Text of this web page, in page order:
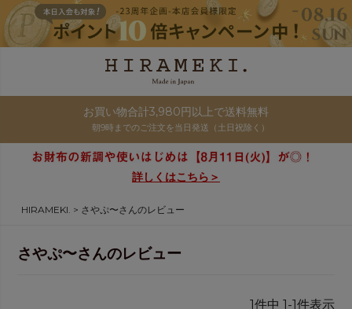
お買い物合計3,980円以上で送料無料
朝9時までのご注文を当日発送（土日祝除く）
詳しくはこちら＞
HIRAMEKI. さやぷ〜さんのレビュー
さやぷ〜さんのレビュー
1件中 1 -1件表示